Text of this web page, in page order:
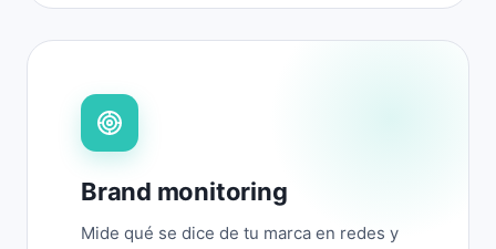
Brand monitoring
Mide qué se dice de tu marca en redes y